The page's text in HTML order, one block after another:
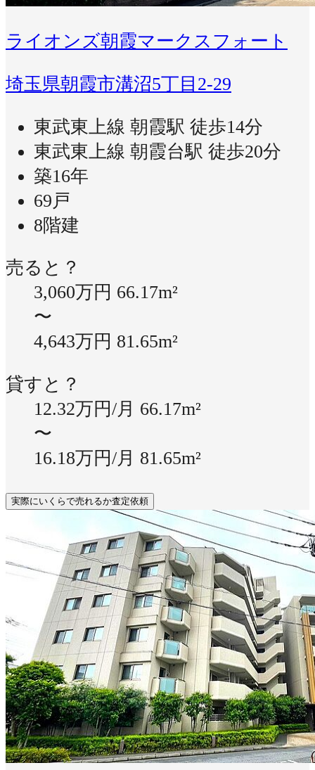
ライオンズ朝霞マークスフォート
埼玉県朝霞市溝沼5丁目2-29
東武東上線 朝霞駅 徒歩14分
東武東上線 朝霞台駅 徒歩20分
築16年
69戸
8階建
売ると？
3,060万円 66.17m²
〜
4,643万円 81.65m²
貸すと？
12.32万円/月 66.17m²
〜
16.18万円/月 81.65m²
実際にいくらで売れるか査定依頼